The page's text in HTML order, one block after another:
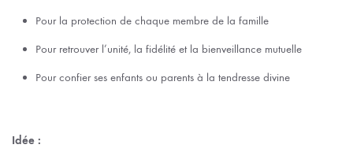
Pour la protection de chaque membre de la famille
Pour retrouver l’unité, la fidélité et la bienveillance mutuelle
Pour confier ses enfants ou parents à la tendresse divine
Idée :